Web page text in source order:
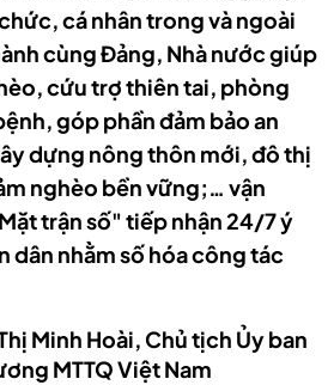
cá nhân trong và ngoài
cùng Đảng, Nhà nước giúp
cứu trợ thiên tai, phòng
góp phần đảm bảo an
dựng nông thôn mới, đô thị
nghèo bền vững;… vận
trận số" tiếp nhận 24/7 ý
dân nhằm số hóa công tác
Minh Hoài, Chủ tịch Ủy ban
MTTQ Việt Nam